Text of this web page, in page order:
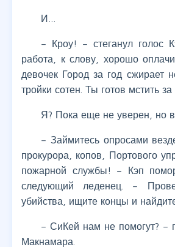
И…
– Кроу! – стеганул голос
работа, к слову, хорошо
девочек Город за год сжирает
тройки сотен. Ты готов мстить
Я? Пока еще не уверен, но
– Займитесь опросами
прокурора, копов, Портового
пожарной службы! – Кэп
следующий леденец. –
убийства, ищите концы и
– СиКей нам не помогут? –
Макнамара.